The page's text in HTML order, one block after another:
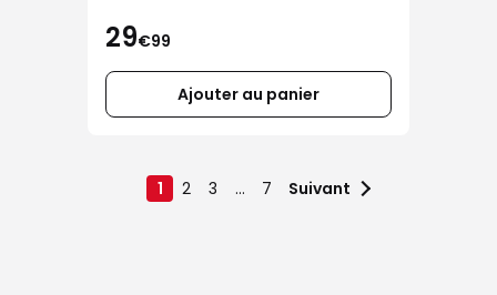
29€99
Ajouter au panier
1 2 3 ... 7 Suivant